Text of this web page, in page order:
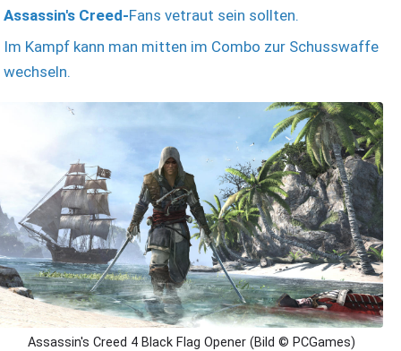
Assassin's Creed-Fans vetraut sein sollten.
Im Kampf kann man mitten im Combo zur Schusswaffe
wechseln.
Assassin's Creed 4 Black Flag Opener (Bild © PCGames)